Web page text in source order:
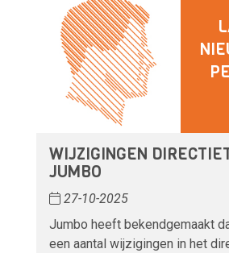
WIJZIGINGEN
JUMBO
27-10-2025
Jumbo heeft bekendgemaakt
een aantal wijzigingen in het